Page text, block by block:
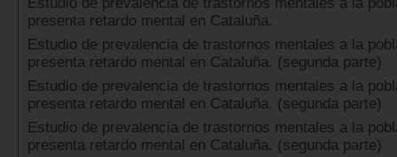
presenta retardo mental en Cataluña.
Estudio de prevalencia de trastornos mentales a la
presenta retardo mental en Cataluña. (segunda parte)
Estudio de prevalencia de trastornos mentales a la
presenta retardo mental en Cataluña. (segunda parte)
Estudio de prevalencia de trastornos mentales a la
presenta retardo mental en Cataluña. (segunda parte)